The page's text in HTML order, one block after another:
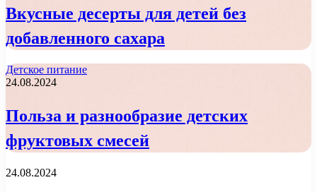
Вкусные десерты для детей без
добавленного сахара
Детское питание
24.08.2024
Польза и разнообразие детских
фруктовых смесей
24.08.2024